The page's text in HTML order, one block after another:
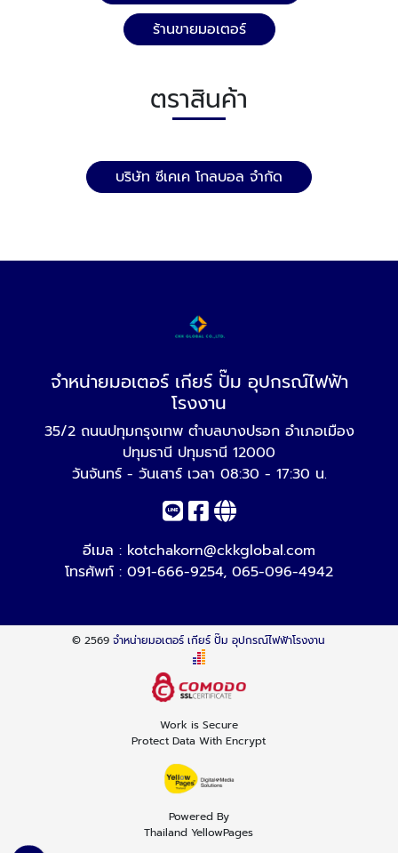
ร้านขายมอเตอร์
ตราสินค้า
บริษัท ซีเคเค โกลบอล จำกัด
จำหน่ายมอเตอร์ เกียร์ ปั๊ม อุปกรณ์ไฟฟ้า
โรงงาน
35/2 ถนนปทุมกรุงเทพ ตำบลบางปรอก อำเภอเมือง
ปทุมธานี ปทุมธานี 12000
วันจันทร์ - วันเสาร์ เวลา 08:30 - 17:30 น.
อีเมล : kotchakorn@ckkglobal.com
โทรศัพท์ : 091-666-9254, 065-096-4942
© 2569จำหน่ายมอเตอร์ เกียร์ ปั๊ม อุปกรณ์ไฟฟ้าโรงงาน
Work is Secure
Protect Data With Encrypt
Powered By
Thailand YellowPages